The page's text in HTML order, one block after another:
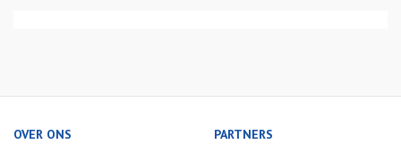
OVER ONS PARTNERS